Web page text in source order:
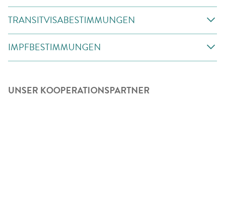
TRANSITVISABESTIMMUNGEN
IMPFBESTIMMUNGEN
UNSER KOOPERATIONSPARTNER